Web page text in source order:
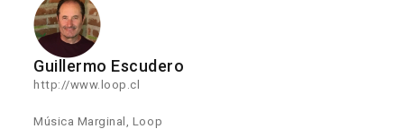
Guillermo Escudero
http://www.loop.cl
Música Marginal, Loop